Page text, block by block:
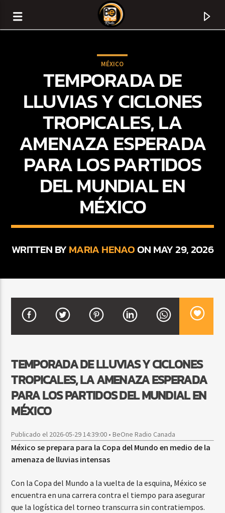
CURRENT TRACK
BACHATA PARA EL CAMINO
MÉXICO
TEMPORADA DE
LLUVIAS Y CICLONES
TROPICALES, LA
AMENAZA ESPERADA
PARA LOS PARTIDOS
DEL MUNDIAL EN
MÉXICO
WRITTEN BYMARIA HENAOON MAY 29, 2026
TEMPORADA DE LLUVIAS Y CICLONES
TROPICALES, LA AMENAZA ESPERADA
PARA LOS PARTIDOS DEL MUNDIAL EN
MÉXICO
Publicado el 2026-05-29 14:39:00 • BeOne Radio Canada
México se prepara para la Copa del Mundo en medio de la
amenaza de lluvias intensas
Con la Copa del Mundo a la vuelta de la esquina, México se
encuentra en una carrera contra el tiempo para asegurar
que la logística del torneo transcurra sin contratiempos.